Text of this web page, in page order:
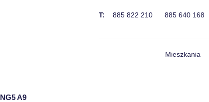
T: 885 822 210 885 640 168
Mieszkania
NG5 A9